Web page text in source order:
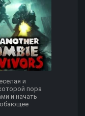
и
пора
и начать